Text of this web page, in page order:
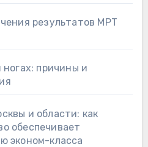
результатов МРТ
ногах: причины и
и области: как
обеспечивает
эконом-класса